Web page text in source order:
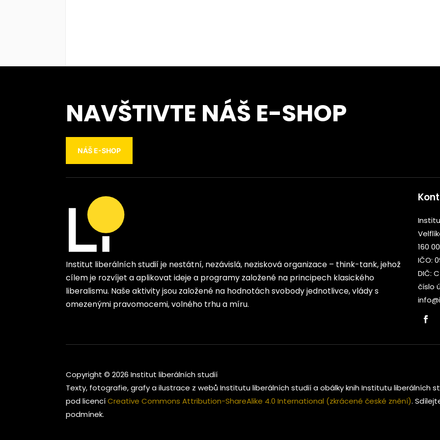
NAVŠTIVTE NÁŠ E-SHOP
NÁŠ E-SHOP
Institut liberálních studií je nestátní, nezávislá, nezisková organizace – think-tank, jehož
cílem je rozvíjet a aplikovat ideje a programy založené na principech klasického
liberalismu. Naše aktivity jsou založené na hodnotách svobody jednotlivce, vlády s
omezenými pravomocemi, volného trhu a míru.
160
IČO:
DIČ:
číslo
Copyright © 2026 Institut liberálních studií
Texty, fotografie, grafy a ilustrace z webů Institutu liberálních studií a obálky knih Institutu liberálních
pod licencíCreative Commons Attribution-ShareAlike 4.0 International (zkrácené české znění).
podmínek.